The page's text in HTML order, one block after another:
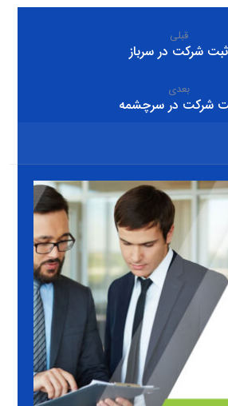
قبلی
ثبت شرکت در سرباز
بعدی
شرکت در سرچشمه